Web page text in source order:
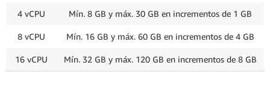
4 vCPU Mín. 8 GB y máx. 30 GB en incrementos de 1 GB
8 vCPU Mín. 16 GB y máx. 60 GB en incrementos de 4 GB
16 vCPU Mín. 32 GB y máx. 120 GB en incrementos de 8 GB